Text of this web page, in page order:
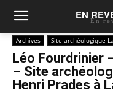
EN En
Archives Site archéologique
Léo Fourdrinier
– Site
Henri Prades à